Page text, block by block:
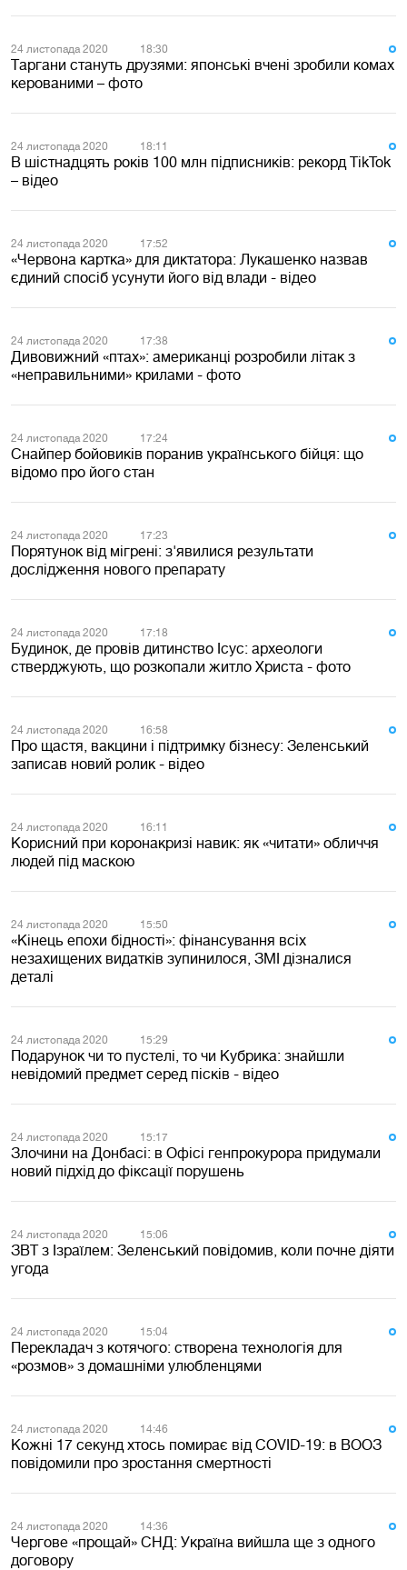
24 листопада 2020 18:30
Таргани стануть друзями: японські вчені зробили комах
керованими – фото
24 листопада 2020 18:11
В шістнадцять років 100 млн підписників: рекорд TikTok
– відео
24 листопада 2020 17:52
«Червона картка» для диктатора: Лукашенко назвав
єдиний спосіб усунути його від влади - відео
24 листопада 2020 17:38
Дивовижний «птах»: американці розробили літак з
«неправильними» крилами - фото
24 листопада 2020 17:24
Снайпер бойовиків поранив українського бійця: що
відомо про його стан
24 листопада 2020 17:23
Порятунок від мігрені: з'явилися результати
дослідження нового препарату
24 листопада 2020 17:18
Будинок, де провів дитинство Ісус: археологи
стверджують, що розкопали житло Христа - фото
24 листопада 2020 16:58
Про щастя, вакцини і підтримку бізнесу: Зеленський
записав новий ролик - відео
24 листопада 2020 16:11
Корисний при коронакризі навик: як «читати» обличчя
людей під маскою
24 листопада 2020 15:50
«Кінець епохи бідності»: фінансування всіх
незахищених видатків зупинилося, ЗМІ дізналися
деталі
24 листопада 2020 15:29
Подарунок чи то пустелі, то чи Кубрика: знайшли
невідомий предмет серед пісків - відео
24 листопада 2020 15:17
Злочини на Донбасі: в Офісі генпрокурора придумали
новий підхід до фіксації порушень
24 листопада 2020 15:06
ЗВТ з Ізраїлем: Зеленський повідомив, коли почне діяти
угода
24 листопада 2020 15:04
Перекладач з котячого: створена технологія для
«розмов» з домашніми улюбленцями
24 листопада 2020 14:46
Кожні 17 секунд хтось помирає від COVID-19: в ВООЗ
повідомили про зростання смертності
24 листопада 2020 14:36
Чергове «прощай» СНД: Україна вийшла ще з одного
договору